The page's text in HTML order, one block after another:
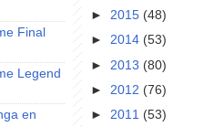
Final
Legend
en
► 2015 (48)
► 2014 (53)
► 2013 (80)
► 2012 (76)
► 2011 (53)